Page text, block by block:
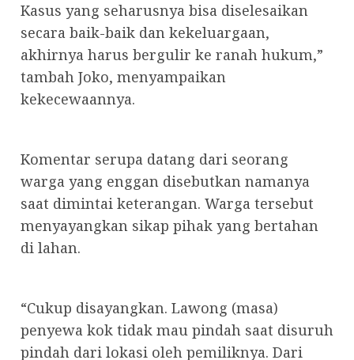
Kasus yang seharusnya bisa diselesaikan
secara baik-baik dan kekeluargaan,
akhirnya harus bergulir ke ranah hukum,”
tambah Joko, menyampaikan
kekecewaannya.
Komentar serupa datang dari seorang
warga yang enggan disebutkan namanya
saat dimintai keterangan. Warga tersebut
menyayangkan sikap pihak yang bertahan
di lahan.
“Cukup disayangkan. Lawong (masa)
penyewa kok tidak mau pindah saat disuruh
pindah dari lokasi oleh pemiliknya. Dari